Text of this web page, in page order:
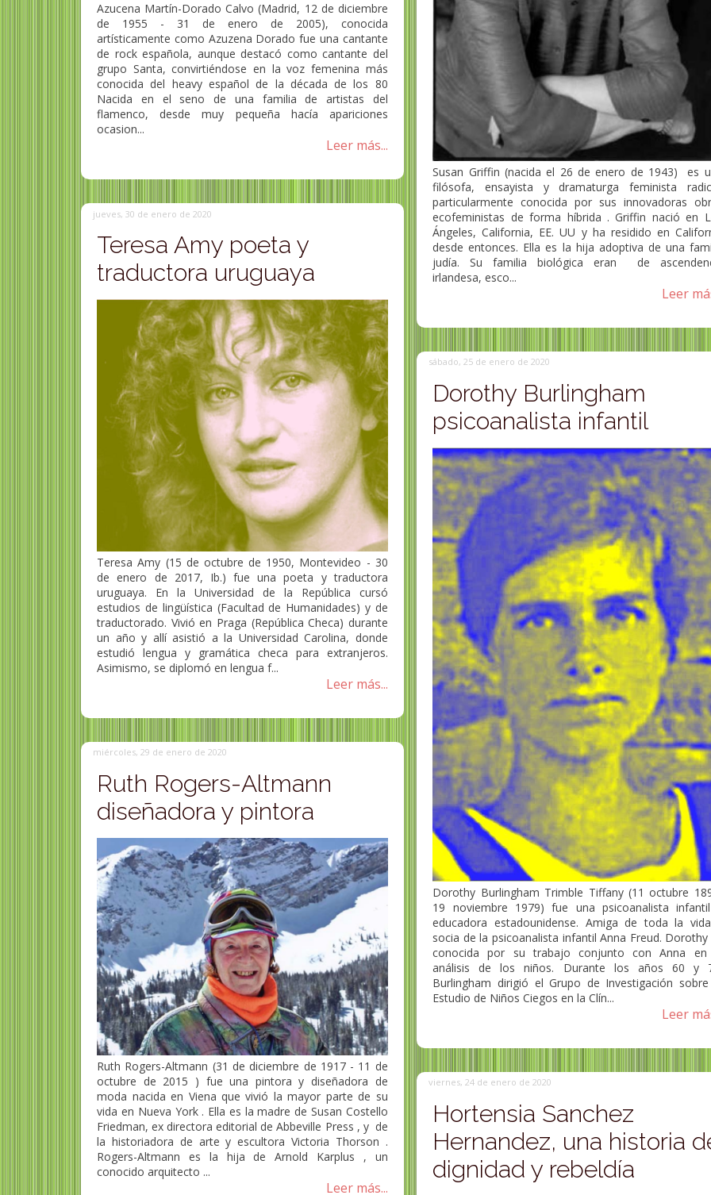
Azucena Martín-Dorado Calvo (Madrid, 12 de diciembre
de 1955 - 31 de enero de 2005), conocida
artísticamente como Azuzena Dorado fue una cantante
de rock española, aunque destacó como cantante del
grupo Santa, convirtiéndose en la voz femenina más
conocida del heavy español de la década de los 80
Nacida en el seno de una familia de artistas del
flamenco, desde muy pequeña hacía apariciones
ocasion...
Leer más...
jueves, 30 de enero de 2020
Teresa Amy poeta y
traductora uruguaya
Teresa Amy (15 de octubre de 1950, Montevideo - 30
de enero de 2017, Ib.​) fue una poeta y traductora
uruguaya. En la Universidad de la República cursó
estudios de lingüística (Facultad de Humanidades) y de
traductorado. Vivió en Praga (República Checa) durante
un año y allí asistió a la Universidad Carolina, donde
estudió lengua y gramática checa para extranjeros.​
Asimismo, se diplomó en lengua f...
Leer más...
miércoles, 29 de enero de 2020
Ruth Rogers-Altmann
diseñadora y pintora
Ruth Rogers-Altmann (31 de diciembre de 1917 - 11 de
octubre de 2015 ) fue una pintora y diseñadora de
moda nacida en Viena que vivió la mayor parte de su
vida en Nueva York . Ella es la madre de Susan Costello
Friedman, ex directora editorial de Abbeville Press , y de
la historiadora de arte y escultora Victoria Thorson .
Rogers-Altmann es la hija de Arnold Karplus , un
conocido arquitecto ...
Leer más...
Susan Griffin (nacida el 26 de enero de 1943) es
filósofa, ensayista y dramaturga feminista
particularmente conocida por sus innovadoras
ecofeministas de forma híbrida . Griffin nació en
Ángeles, California, EE. UU y ha residido en
desde entonces. Ella es la hija adoptiva de una
judía. Su familia biológica eran de
irlandesa, esco...
Leer
sábado, 25 de enero de 2020
Dorothy Burlingham
psicoanalista infantil
Dorothy Burlingham Trimble Tiffany (11 octubre
19 noviembre 1979) fue una psicoanalista
educadora estadounidense. Amiga de toda la
socia de la psicoanalista infantil Anna Freud. Dorothy
conocida por su trabajo conjunto con Anna
análisis de los niños. Durante los años 60 y
Burlingham dirigió el Grupo de Investigación
Estudio de Niños Ciegos en la Clín...
Leer
viernes, 24 de enero de 2020
Hortensia Sanchez
Hernandez, una historia
dignidad y rebeldía
Ana María Shua escritora
Ana María Shua (Buenos Aires, 22 de
abril de 1951) es una escritora
argentina. Su verdadero nombre...
Susan
pedagoga,
psicoanalista
Susan Sutherland
(Bromley Cross,